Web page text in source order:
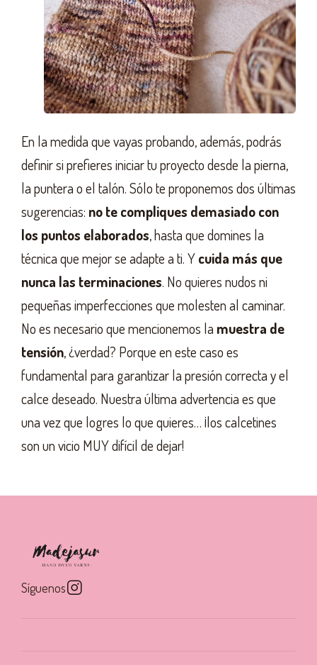
En la medida que vayas probando, además, podrás
definir si prefieres iniciar tu proyecto desde la pierna,
la puntera o el talón. Sólo te proponemos dos últimas
sugerencias: no te compliques demasiado con
los puntos elaborados, hasta que domines la
técnica que mejor se adapte a ti. Ycuida más que
nunca las terminaciones. No quieres nudos ni
pequeñas imperfecciones que molesten al caminar.
No es necesario que mencionemos la muestra de
tensión, ¿verdad? Porque en este caso es
fundamental para garantizar la presión correcta y el
calce deseado. Nuestra última advertencia es que
una vez que logres lo que quieres… ¡los calcetines
son un vicio MUY difícil de dejar!
Síguenos